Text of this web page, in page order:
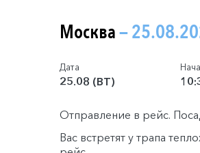
Москва—
Дата
25.08 (ВТ)
Отправление в рейс.
Вас встретят у трапа